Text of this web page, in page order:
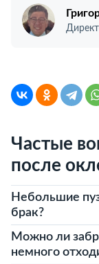
Частые
после
Небольшие
брак?
Можно ли
немного